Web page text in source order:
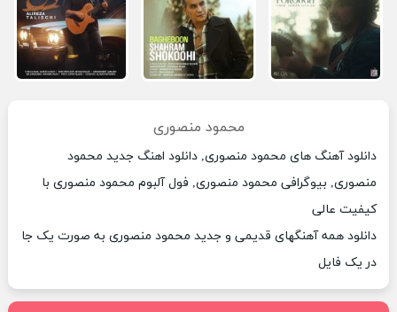
محمود منصوری
دانلود آهنگ های محمود منصوری, دانلود اهنگ جدید محمود
منصوری, بیوگرافی محمود منصوری, فول آلبوم محمود منصوری با
کیفیت عالی
دانلود همه آهنگهای قدیمی و جدید محمود منصوری به صورت یک جا
در یک فایل